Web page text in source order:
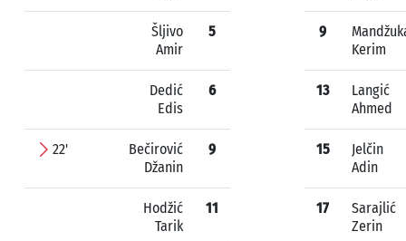
Šljivo
Amir
5
Dedić
Edis
6
22'
Bečirović
Džanin
9
Hodžić
Tarik
11
9
Kerim
13
Langić
Ahmed
15
Jelčin
Adin
17
Sarajlić
Zerin